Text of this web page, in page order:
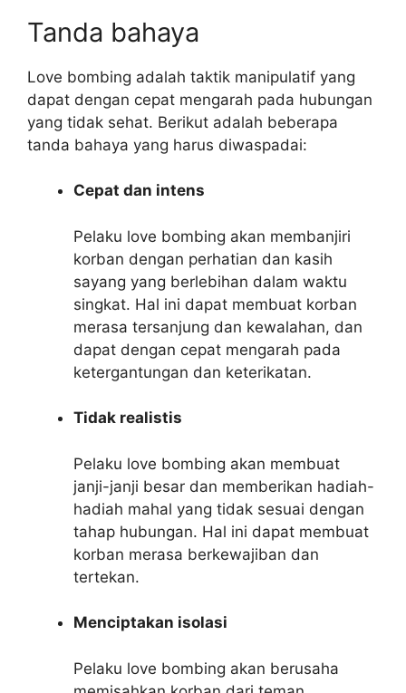
Tanda bahaya
Love bombing adalah taktik manipulatif yang
dapat dengan cepat mengarah pada hubungan
yang tidak sehat. Berikut adalah beberapa
tanda bahaya yang harus diwaspadai:
Cepat dan intens
Pelaku love bombing akan membanjiri
korban dengan perhatian dan kasih
sayang yang berlebihan dalam waktu
singkat. Hal ini dapat membuat korban
merasa tersanjung dan kewalahan, dan
dapat dengan cepat mengarah pada
ketergantungan dan keterikatan.
Tidak realistis
Pelaku love bombing akan membuat
janji-janji besar dan memberikan hadiah-
hadiah mahal yang tidak sesuai dengan
tahap hubungan. Hal ini dapat membuat
korban merasa berkewajiban dan
tertekan.
Menciptakan isolasi
Pelaku love bombing akan berusaha